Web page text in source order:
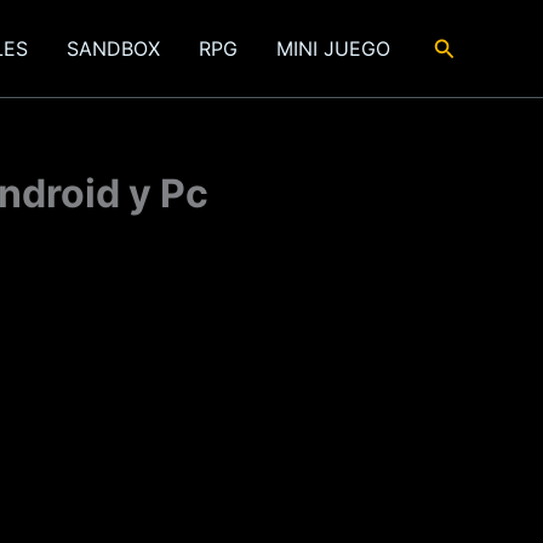
SANDBOX RPG MINI JUEGO Buscar
y Pc